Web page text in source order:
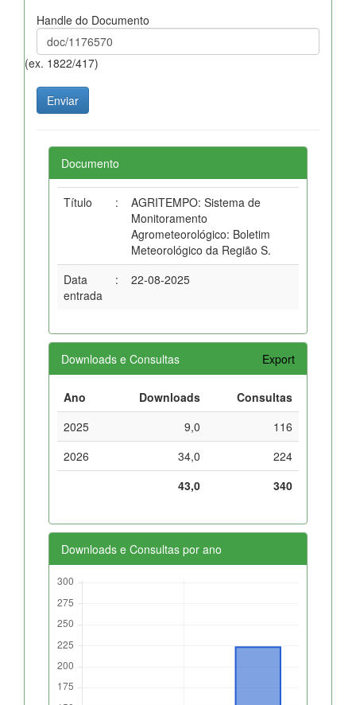
Handle do Documento
(ex. 1822/417)
Documento
Título :
AGRITEMPO: Sistema de
Monitoramento
Agrometeorológico: Boletim
Meteorológico da Região S.
Data
entrada
: 22-08-2025
Downloads e Consultas Export
Ano Downloads
Consultas
2025
9,0
116
2026
34,0
224
43,0
340
Downloads e Consultas por ano